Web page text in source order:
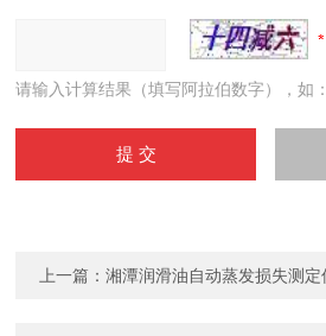
请输入计算结果（填写阿拉伯数字），如
上一篇：湘潭润滑油自动蒸发损失测定